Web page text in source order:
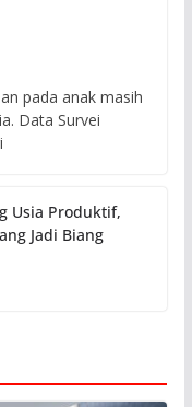
pada anak masih
Data Survei
Usia Produktif,
Jadi Biang